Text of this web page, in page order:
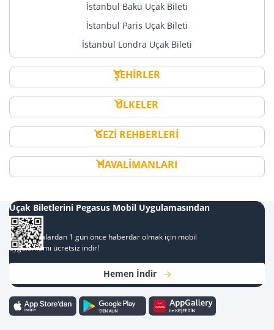
İstanbul Bakü Uçak Bileti
İstanbul Paris Uçak Bileti
İstanbul Londra Uçak Bileti
ŞEHİRLER
ÜLKELER
GEZİ REHBERLERİ
HAVALİMANLARI
Uçak Biletlerini Pegasus Mobil Uygulamasından
Al
Kampanyalardan 1 gün önce haberdar olmak için mobil
uygulamamı ücretsiz indir!
Hemen İndir